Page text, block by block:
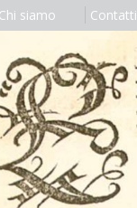
Chi siamo Contatti